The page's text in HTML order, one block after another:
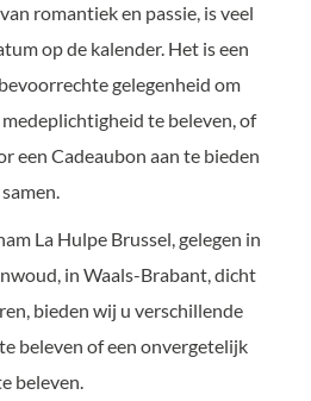
romantiek en passie, is veel
op de kalender. Het is een
gelegenheid om
te beleven, of
een Cadeaubon aan te bieden
La Hulpe Brussel, gelegen in
in Waals-Brabant, dicht
bieden wij u verschillende
beleven of een onvergetelijk
beleven.